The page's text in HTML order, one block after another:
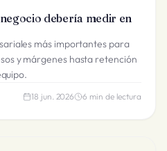
debería medir en
más importantes para
y márgenes hasta retención
18 jun. 2026 6 min de lectura